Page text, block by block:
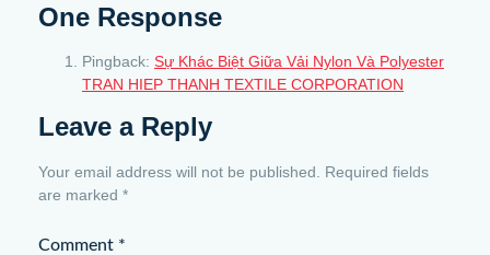
One Response
Pingback: Sự Khác Biệt Giữa Vải Nylon Và Polyester
TRAN HIEP THANH TEXTILE CORPORATION
Leave a Reply
Your email address will not be published. Required fields
are marked *
Comment *